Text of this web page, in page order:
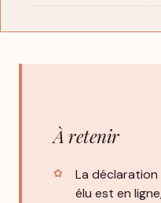
À retenir
La
élu est en